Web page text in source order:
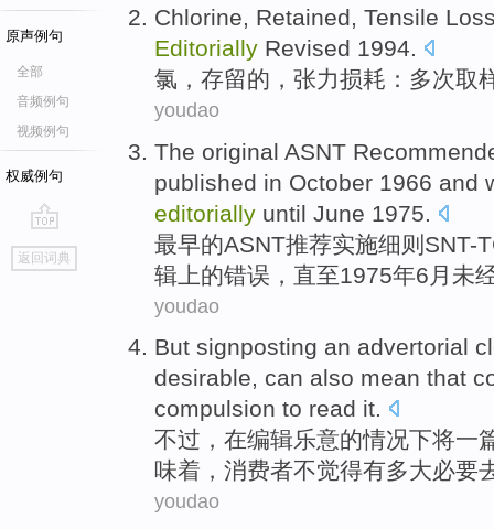
原声例句
全部
音频例句
视频例句
权威例句
go
top
返回词典
Chlorine, Retained, Tensile
Editorially Revised 1994.
氯 ， 存留的， 张力损耗 ： 多次取
youdao
The original ASNT
published in October 1966 and
editorially until June 1975.
最早的ASNT推荐实施细则SNT-
辑 上的错误， 直至1975年6月 未
youdao
But signposting an advertorial
desirable, can also mean that
compulsion to read it.
不过 ， 在编辑乐意的情况下将一
味着 ， 消费者不觉得有多大必要
youdao